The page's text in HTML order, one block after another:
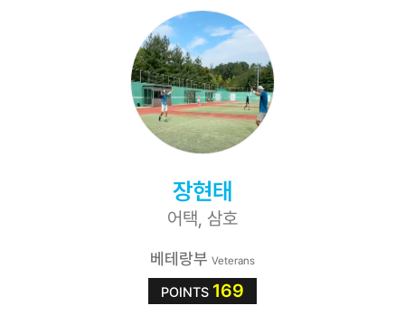
장현태
어택, 삼호
베테랑부 Veterans
POINTS 169